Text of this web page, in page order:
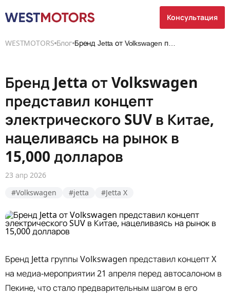
Консультация
WESTMOTORS Блог Бренд Jetta от Volkswagen представил концепт элект...
Бренд Jetta от Volkswagen
представил концепт
электрического SUV в Китае,
нацеливаясь на рынок в
15,000 долларов
23 апр 2026
#Volkswagen
#jetta #Jetta X
Бренд Jetta группы Volkswagen представил концепт X
на медиа-мероприятии 21 апреля перед автосалоном в
Пекине, что стало предварительным шагом в его